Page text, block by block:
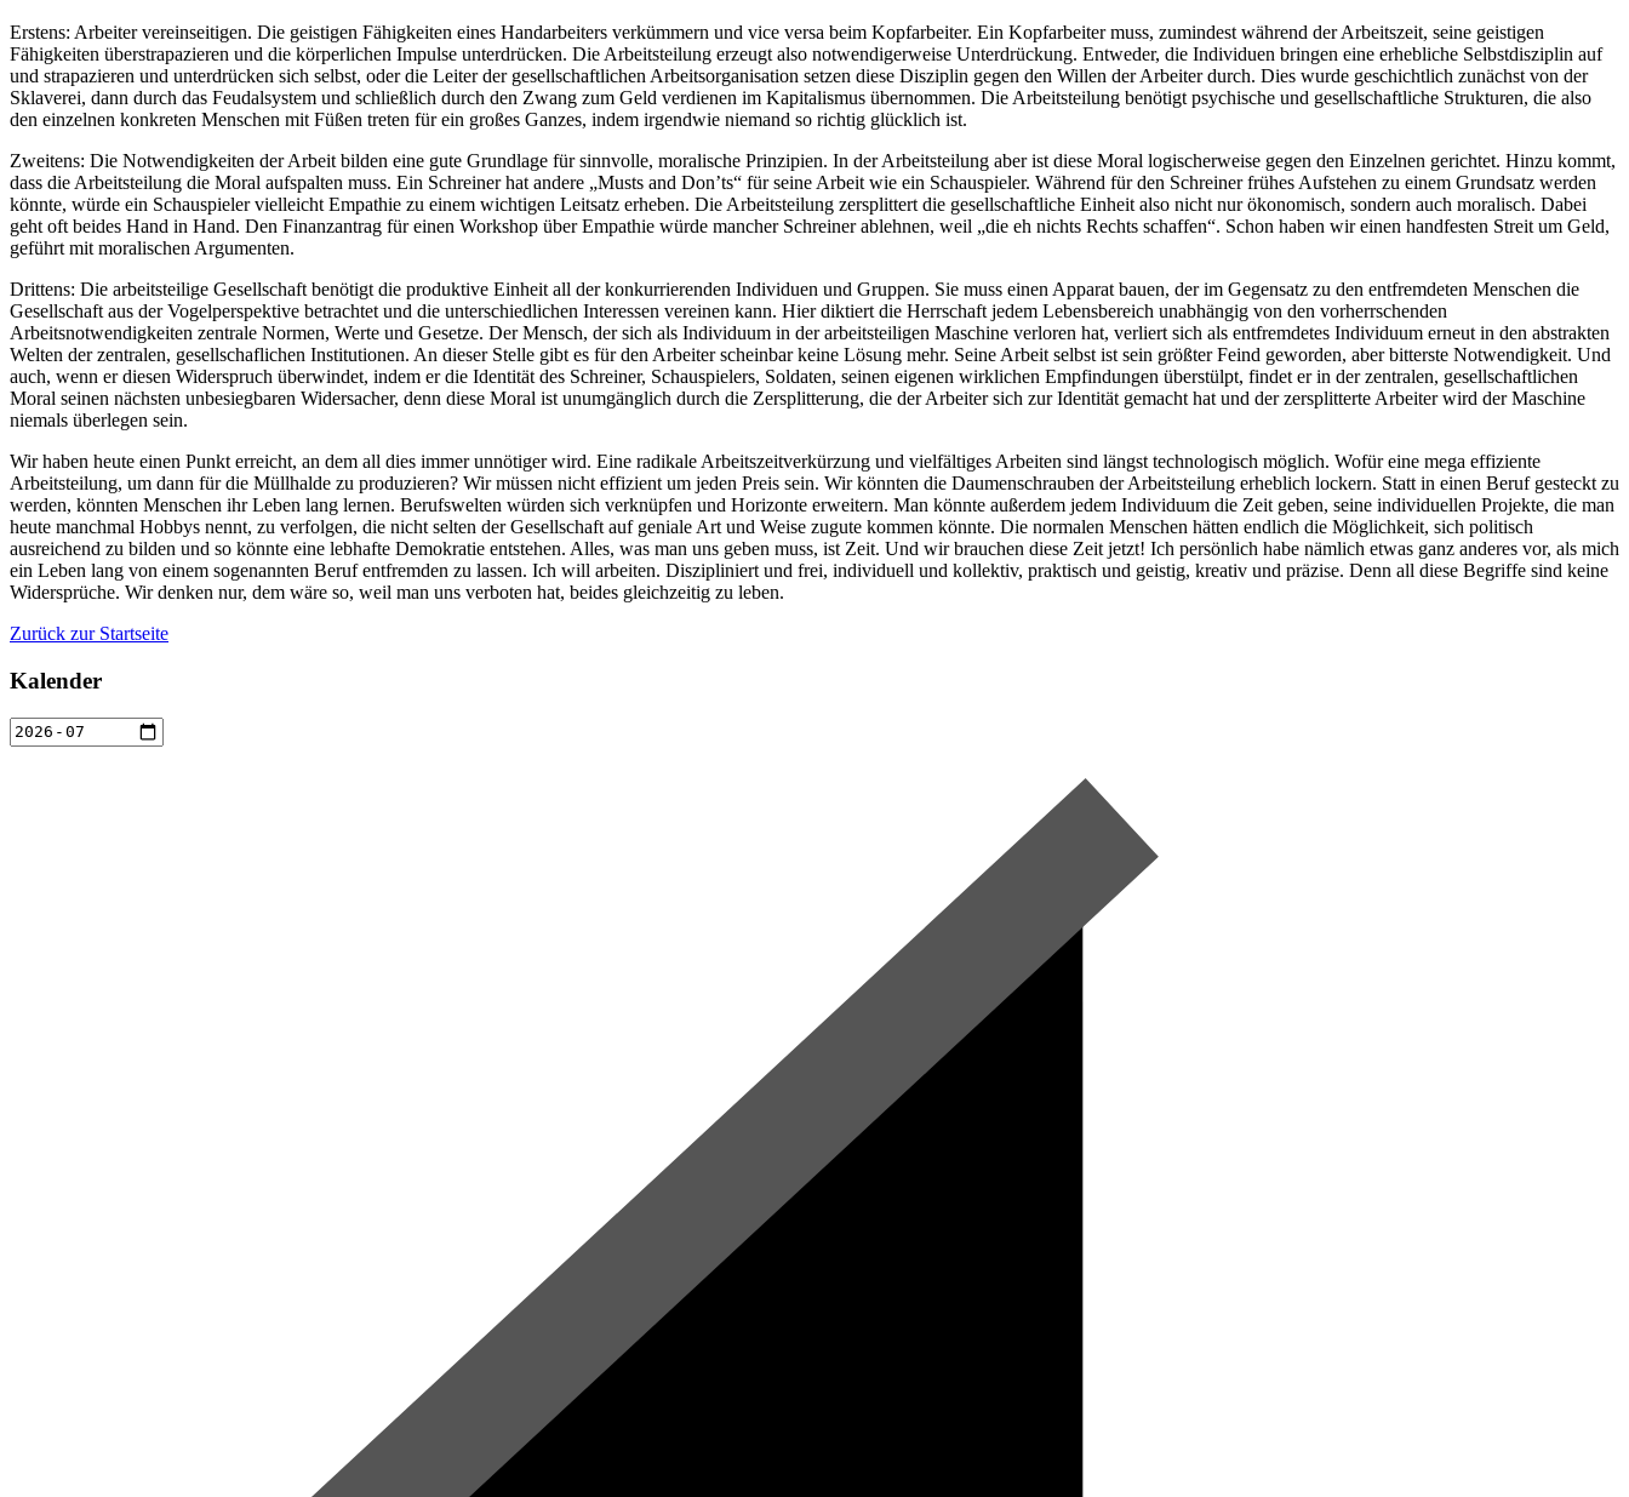
Erstens: Arbeiter vereinseitigen. Die geistigen Fähigkeiten eines Handarbeiters verkümmern und vice versa beim Kopfarbeiter. Ein Kopfarbeiter muss, zumindest während der Arbeitszeit, seine geistigen
Fähigkeiten überstrapazieren und die körperlichen Impulse unterdrücken. Die Arbeitsteilung erzeugt also notwendigerweise Unterdrückung. Entweder, die Individuen bringen eine erhebliche Selbstdisziplin auf
und strapazieren und unterdrücken sich selbst, oder die Leiter der gesellschaftlichen Arbeitsorganisation setzen diese Disziplin gegen den Willen der Arbeiter durch. Dies wurde geschichtlich zunächst von der
Sklaverei, dann durch das Feudalsystem und schließlich durch den Zwang zum Geld verdienen im Kapitalismus übernommen. Die Arbeitsteilung benötigt psychische und gesellschaftliche Strukturen, die also
den einzelnen konkreten Menschen mit Füßen treten für ein großes Ganzes, indem irgendwie niemand so richtig glücklich ist.
Zweitens: Die Notwendigkeiten der Arbeit bilden eine gute Grundlage für sinnvolle, moralische Prinzipien. In der Arbeitsteilung aber ist diese Moral logischerweise gegen den Einzelnen gerichtet. Hinzu kommt,
dass die Arbeitsteilung die Moral aufspalten muss. Ein Schreiner hat andere „Musts and Don’ts“ für seine Arbeit wie ein Schauspieler. Während für den Schreiner frühes Aufstehen zu einem Grundsatz werden
könnte, würde ein Schauspieler vielleicht Empathie zu einem wichtigen Leitsatz erheben. Die Arbeitsteilung zersplittert die gesellschaftliche Einheit also nicht nur ökonomisch, sondern auch moralisch. Dabei
geht oft beides Hand in Hand. Den Finanzantrag für einen Workshop über Empathie würde mancher Schreiner ablehnen, weil „die eh nichts Rechts schaffen“. Schon haben wir einen handfesten Streit um Geld,
geführt mit moralischen Argumenten.
Drittens: Die arbeitsteilige Gesellschaft benötigt die produktive Einheit all der konkurrierenden Individuen und Gruppen. Sie muss einen Apparat bauen, der im Gegensatz zu den entfremdeten Menschen die
Gesellschaft aus der Vogelperspektive betrachtet und die unterschiedlichen Interessen vereinen kann. Hier diktiert die Herrschaft jedem Lebensbereich unabhängig von den vorherrschenden
Arbeitsnotwendigkeiten zentrale Normen, Werte und Gesetze. Der Mensch, der sich als Individuum in der arbeitsteiligen Maschine verloren hat, verliert sich als entfremdetes Individuum erneut in den abstrakten
Welten der zentralen, gesellschaflichen Institutionen. An dieser Stelle gibt es für den Arbeiter scheinbar keine Lösung mehr. Seine Arbeit selbst ist sein größter Feind geworden, aber bitterste Notwendigkeit. Und
auch, wenn er diesen Widerspruch überwindet, indem er die Identität des Schreiner, Schauspielers, Soldaten, seinen eigenen wirklichen Empfindungen überstülpt, findet er in der zentralen, gesellschaftlichen
Moral seinen nächsten unbesiegbaren Widersacher, denn diese Moral ist unumgänglich durch die Zersplitterung, die der Arbeiter sich zur Identität gemacht hat und der zersplitterte Arbeiter wird der Maschine
niemals überlegen sein.
Wir haben heute einen Punkt erreicht, an dem all dies immer unnötiger wird. Eine radikale Arbeitszeitverkürzung und vielfältiges Arbeiten sind längst technologisch möglich. Wofür eine mega effiziente
Arbeitsteilung, um dann für die Müllhalde zu produzieren? Wir müssen nicht effizient um jeden Preis sein. Wir könnten die Daumenschrauben der Arbeitsteilung erheblich lockern. Statt in einen Beruf gesteckt zu
werden, könnten Menschen ihr Leben lang lernen. Berufswelten würden sich verknüpfen und Horizonte erweitern. Man könnte außerdem jedem Individuum die Zeit geben, seine individuellen Projekte, die man
heute manchmal Hobbys nennt, zu verfolgen, die nicht selten der Gesellschaft auf geniale Art und Weise zugute kommen könnte. Die normalen Menschen hätten endlich die Möglichkeit, sich politisch
ausreichend zu bilden und so könnte eine lebhafte Demokratie entstehen. Alles, was man uns geben muss, ist Zeit. Und wir brauchen diese Zeit jetzt! Ich persönlich habe nämlich etwas ganz anderes vor, als mich
ein Leben lang von einem sogenannten Beruf entfremden zu lassen. Ich will arbeiten. Diszipliniert und frei, individuell und kollektiv, praktisch und geistig, kreativ und präzise. Denn all diese Begriffe sind keine
Widersprüche. Wir denken nur, dem wäre so, weil man uns verboten hat, beides gleichzeitig zu leben.
Zurück zur Startseite
Kalender